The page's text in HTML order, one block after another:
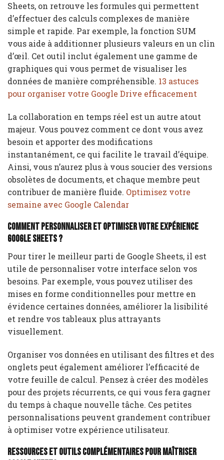
Sheets, on retrouve les formules qui permettent
d’effectuer des calculs complexes de manière
simple et rapide. Par exemple, la fonction SUM
vous aide à additionner plusieurs valeurs en un clin
d’œil. Cet outil inclut également une gamme de
graphiques qui vous permet de visualiser les
données de manière compréhensible. 13 astuces
pour organiser votre Google Drive efficacement
La collaboration en temps réel est un autre atout
majeur. Vous pouvez comment ce dont vous avez
besoin et apporter des modifications
instantanément, ce qui facilite le travail d’équipe.
Ainsi, vous n’aurez plus à vous soucier des versions
obsolètes de documents, et chaque membre peut
contribuer de manière fluide. Optimisez votre
semaine avec Google Calendar
Comment personnaliser et optimiser votre expérience
Google Sheets ?
Pour tirer le meilleur parti de Google Sheets, il est
utile de personnaliser votre interface selon vos
besoins. Par exemple, vous pouvez utiliser des
mises en forme conditionnelles pour mettre en
évidence certaines données, améliorer la lisibilité
et rendre vos tableaux plus attrayants
visuellement.
Organiser vos données en utilisant des filtres et des
onglets peut également améliorer l’efficacité de
votre feuille de calcul. Pensez à créer des modèles
pour des projets récurrents, ce qui vous fera gagner
du temps à chaque nouvelle tâche. Ces petites
personnalisations peuvent grandement contribuer
à optimiser votre expérience utilisateur.
Ressources et outils complémentaires pour maîtriser